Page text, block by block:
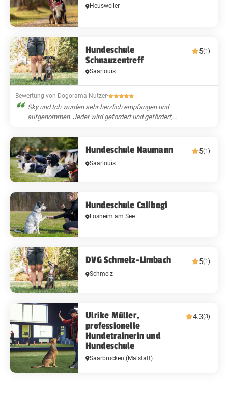
Heusweiler
Hundeschule
Schnauzentreff
5(1)
Saarlouis
Bewertung von Dogorama Nutzer·
Sky und Ich wurden sehr herzlich empfangen und
aufgenommen. Jeder wird gefordert und gefördert,...
Hundeschule Naumann 5(1)
Saarlouis
Hundeschule Calibogi
Losheim am See
DVG Schmelz-Limbach 5(1)
Schmelz
Ulrike Müller,
professionelle
Hundetrainerin und
Hundeschule
4.3(3)
Saarbrücken(Malstatt)